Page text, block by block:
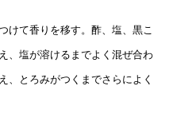
けて香りを移す。酢、塩、黒こ
、塩が溶けるまでよく混ぜ合わ
、とろみがつくまでさらによく